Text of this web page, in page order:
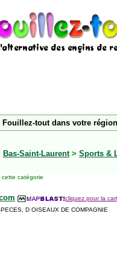
Fouillez-tout dans votre
Bas-Saint-Laurent > Sports &
cette catégorie
cliquez pour la
D OISEAUX DE COMPAGNIE